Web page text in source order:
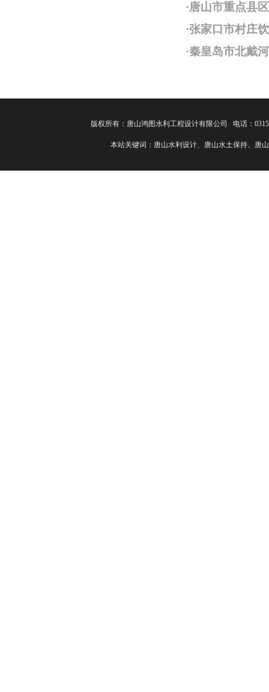
·唐山市重点县
·张家口市村庄
·秦皇岛市北戴
版权所有：唐山鸿图水利工程设计有限公司 电话：
本站关键词：唐山水利设计、唐山水土保持、唐